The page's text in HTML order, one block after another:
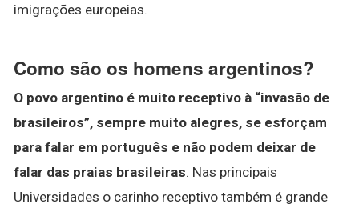
imigrações europeias.
Como são os homens argentinos?
O povo argentino é muito receptivo à “invasão de
brasileiros”, sempre muito alegres, se esforçam
para falar em português e não podem deixar de
falar das praias brasileiras. Nas principais
Universidades o carinho receptivo também é grande